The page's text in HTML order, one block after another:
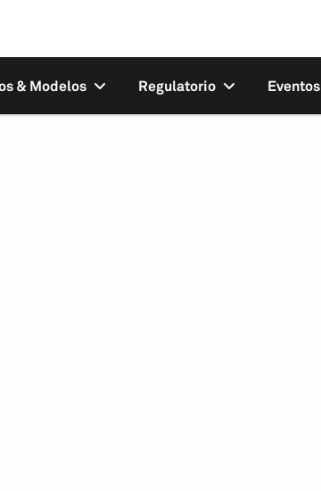
& Modelos Regulatorio Eventos